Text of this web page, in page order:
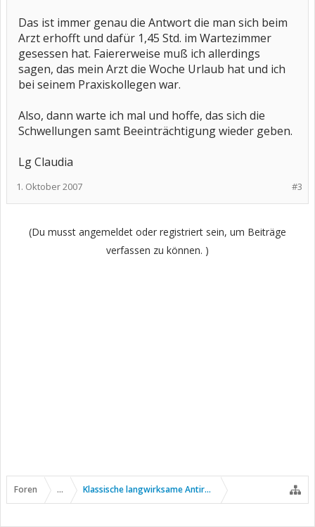
Das ist immer genau die Antwort die man sich beim
Arzt erhofft und dafür 1,45 Std. im Wartezimmer
gesessen hat. Faiererweise muß ich allerdings
sagen, das mein Arzt die Woche Urlaub hat und ich
bei seinem Praxiskollegen war.
Also, dann warte ich mal und hoffe, das sich die
Schwellungen samt Beeinträchtigung wieder geben.
Lg Claudia
#3
1. Oktober 2007
(Du musst angemeldet oder registriert sein, um Beiträge
verfassen zu können. )
Foren ... Klassische langwirksame Antirheumatika